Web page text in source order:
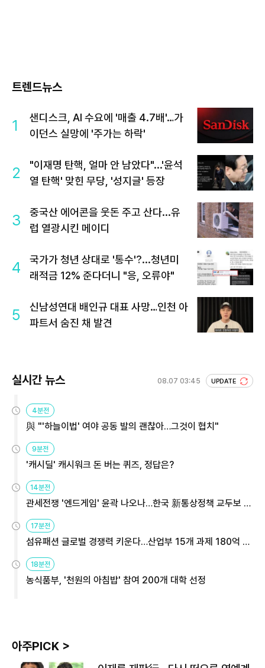
트렌드뉴스
1
샌디스크, AI 수요에 '매출 4.7배'…가
이던스 실망에 '주가는 하락'
2
"이재명 탄핵, 얼마 안 남았다"...'윤석
열 탄핵' 맞힌 무당, '성지글' 등장
3
중국산 에어콘을 웃돈 주고 산다...유
럽 열광시킨 메이디
4
국가가 청년 상대로 '통수'?...청년미
래적금 12% 준다더니 "응, 오류야"
5
신남성연대 배인규 대표 사망…인천 아
파트서 숨진 채 발견
실시간 뉴스 08.07 03:45 UPDATE
4분전
與 "'하늘이법' 여야 공동 발의 괜찮아…그것이 협치"
9분전
'캐시딜' 캐시워크 돈 버는 퀴즈, 정답은?
14분전
관세전쟁 '엔드게임' 윤곽 나오나…한국 新통상정책 교두보 활
용해야
17분전
섬유패션 글로벌 경쟁력 키운다…산업부 15개 과제 180억 지
원
18분전
농식품부, '천원의 아침밥' 참여 200개 대학 선정
아주PICK >